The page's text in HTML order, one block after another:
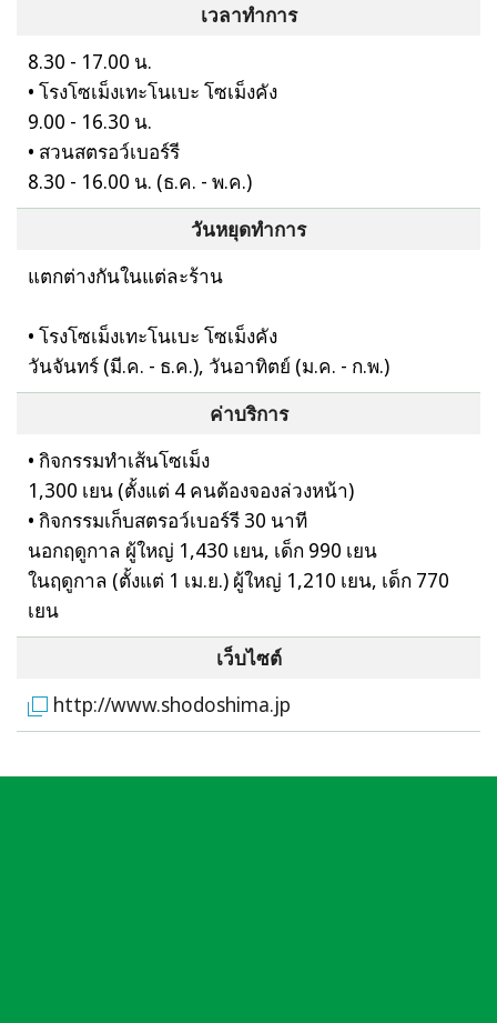
เวลาทำการ
8.30 - 17.00 น.
• โรงโซเม็งเทะโนเบะ โซเม็งคัง
9.00 - 16.30 น.
• สวนสตรอว์เบอร์รี
8.30 - 16.00 น. (ธ.ค. - พ.ค.)
วันหยุดทำการ
แตกต่างกันในแต่ละร้าน
• โรงโซเม็งเทะโนเบะ โซเม็งคัง
วันจันทร์ (มี.ค. - ธ.ค.), วันอาทิตย์ (ม.ค. - ก.พ.)
ค่าบริการ
• กิจกรรมทำเส้นโซเม็ง
1,300 เยน (ตั้งแต่ 4 คนต้องจองล่วงหน้า)
• กิจกรรมเก็บสตรอว์เบอร์รี 30 นาที
นอกฤดูกาล ผู้ใหญ่ 1,430 เยน, เด็ก 990 เยน
ในฤดูกาล (ตั้งแต่ 1 เม.ย.) ผู้ใหญ่ 1,210 เยน, เด็ก 770
เยน
เว็บไซต์
http://www.shodoshima.jp